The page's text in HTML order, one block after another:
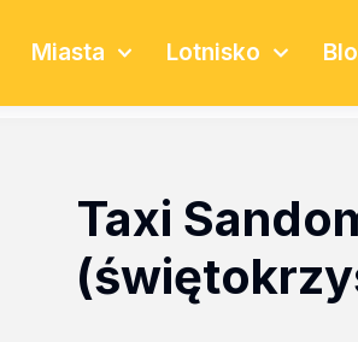
Miasta Lotnisko
Taxi